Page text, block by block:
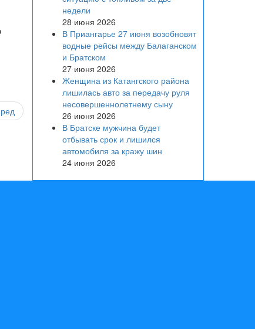
недели
28 июня 2026
В Приангарье 27 июня возобновят
водные рейсы между Балаганском
и Братском
27 июня 2026
Женщина из Катангского района
лишилась авто за передачу руля
несовершеннолетнему сыну
26 июня 2026
В Братске мужчина будет
отбывать срок и лишился
автомобиля за кражу шин
24 июня 2026